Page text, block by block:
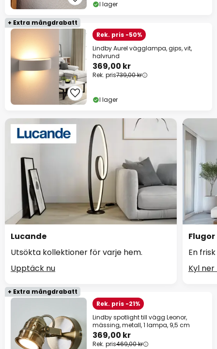
I lager
+ Extra mängdrabatt
Rek. pris -50%
Lindby Aurel vägglampa, gips, vit,
halvrund
369,00 kr
Rek. pris739,00 kr
I lager
Lucande
Utsökta kollektioner för varje hem.
Upptäck nu
En
Kyl ner
+ Extra mängdrabatt
Rek. pris -21%
Lindby spotlight till vägg Leonor,
mässing, metall, 1 lampa, 9,5 cm
369,00 kr
Rek. pris469,00 kr